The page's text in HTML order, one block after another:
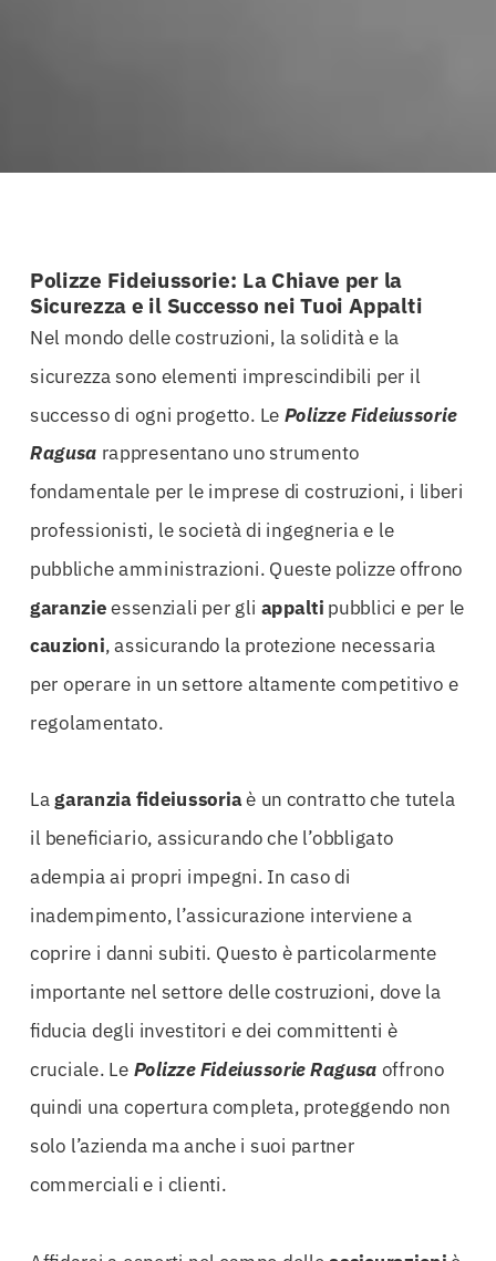
Polizze Fideiussorie: La Chiave per la
Sicurezza e il Successo nei Tuoi Appalti
Nel mondo delle costruzioni, la solidità e la
sicurezza sono elementi imprescindibili per il
successo di ogni progetto. Le Polizze Fideiussorie
Ragusa rappresentano uno strumento
fondamentale per le imprese di costruzioni, i liberi
professionisti, le società di ingegneria e le
pubbliche amministrazioni. Queste polizze offrono
garanzieessenziali per gli appalti pubblici e per le
cauzioni, assicurando la protezione necessaria
per operare in un settore altamente competitivo e
regolamentato.
Lagaranziafideiussoriaè un contratto che tutela
il beneficiario, assicurando che l’obbligato
adempia ai propri impegni. In caso di
inadempimento, l’assicurazione interviene a
coprire i danni subiti. Questo è particolarmente
importante nel settore delle costruzioni, dove la
fiducia degli investitori e dei committenti è
cruciale. Le Polizze Fideiussorie Ragusa offrono
quindi una copertura completa, proteggendo non
solo l’azienda ma anche i suoi partner
commerciali e i clienti.